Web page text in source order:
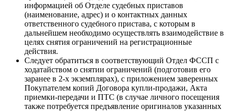
информацией об Отделе судебных приставов
(наименование, адрес) и о контактных данных
ответственного судебного пристава, с которым в
дальнейшем необходимо осуществлять взаимодействие в
целях снятия ограничений на регистрационные
действия.
Следует обратиться в соответствующий Отдел ФССП с
ходатайством о снятии ограничений (подготовив его
заранее в 2-х экземплярах), с приложением заверенных
Покупателем копий Договора купли-продажи, Акта
приемки-передачи и ПТС (в случае личного посещения
также потребуется предъявление оригиналов указанных